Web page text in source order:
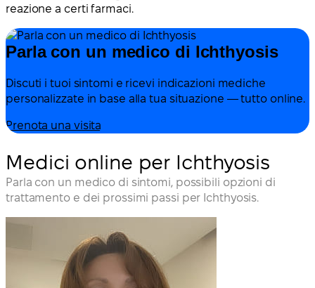
reazione a certi farmaci.
Parla con un medico di Ichthyosis
Discuti i tuoi sintomi e ricevi indicazioni mediche
personalizzate in base alla tua situazione — tutto online.
Prenota una visita
Medici online per Ichthyosis
Parla con un medico di sintomi, possibili opzioni di
trattamento e dei prossimi passi per Ichthyosis.